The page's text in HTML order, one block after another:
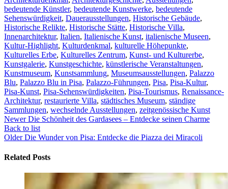
bedeutende Künstler, bedeutende Kunstwerke, bedeutende
Sehenswürdigkeit, Dauerausstellungen, Historische Gebäude,
Historische Relikte, Historische Stätte, Historische Villa,
Innenarchitektur, Italien, Italienische Kunst, italienische Museen,
Kultur-Highlight, Kulturdenkmal, kulturelle Höhepunkte,
Kulturelles Erbe, Kulturelles Zentrum, Kunst- und Kulturerbe,
Kunstgalerie, Kunstgeschichte, künstlerische Veranstaltungen,
Kunstmuseum, Kunstsammlung, Museumsausstellungen, Palazzo
Blu, Palazzo Blu in Pisa, Palazzo-Führungen, Pisa, Pisa-Kultur,
Pisa-Kunst, Pisa-Sehenswürdigkeiten, Pisa-Tourismus, Renaissance-
Architektur, restaurierte Villa, städtisches Museum, ständige
Sammlungen, wechselnde Ausstellungen, zeitgenössische Kunst
Newer Die Schönheit des Gardasees – Entdecke seinen Charme
Back to list
Older Die Wunder von Pisa: Entdecke die Piazza dei Miracoli
Related Posts